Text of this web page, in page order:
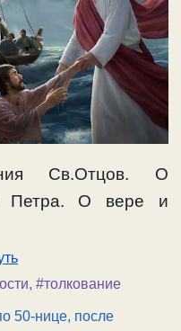
Св.Отцов. О
Петра. О вере и
, #толкование
50-нице, после